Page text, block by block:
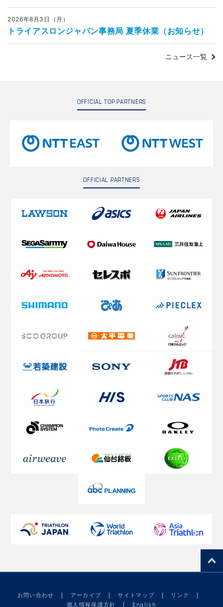
2026年8月3日（月）
トライアスロンジャパン事務局 夏季休業（お知らせ）
ニュース一覧
OFFICIAL TOP PARTNERS
OFFICIAL PARTNERS
お問い合わせ アーカイブ サイトマップ
リンク
個人情報保護方針
English